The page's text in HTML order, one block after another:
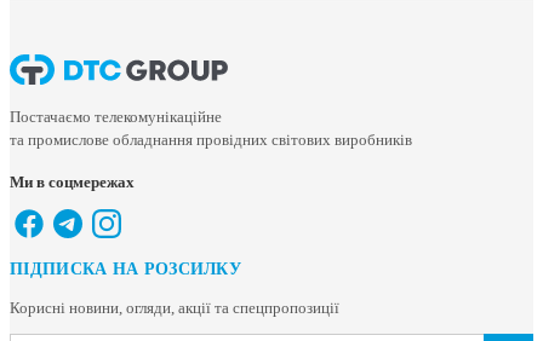
Постачаємо телекомунікаційне
та промислове обладнання провідних світових виробників
Ми в соцмережах
ПІДПИСКА НА РОЗСИЛКУ
Корисні новини, огляди, акції та спецпропозиції